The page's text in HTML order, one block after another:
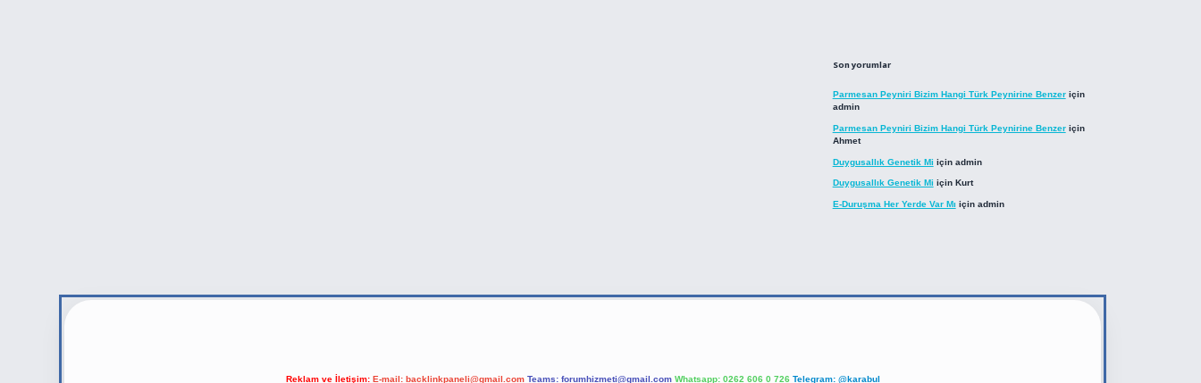
Son yorumlar
Parmesan Peyniri Bizim Hangi Türk Peynirine Benzeriçin
admin
Parmesan Peyniri Bizim Hangi Türk Peynirine Benzeriçin
Ahmet
Duygusallık Genetik Mi için admin
Duygusallık Genetik Mi için Kurt
E-Duruşma Her Yerde Var Mı için admin
Reklam ve İletişim: E-mail: backlinkpaneli@gmail.com Teams: forumhizmeti@gmail.com Whatsapp: 0262 606 0 726 Telegram: @karabul